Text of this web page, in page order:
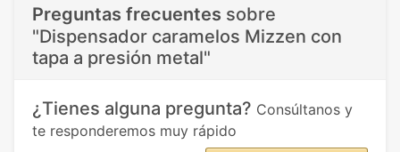
Preguntas frecuentes sobre
"Dispensador caramelos Mizzen con
tapa a presión metal"
¿Tienes alguna pregunta? Consúltanos y
te responderemos muy rápido